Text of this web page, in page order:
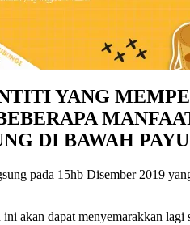
YANG
DI BAWAH
pada 15hb Disember 2019
akan dapat menyemarakkan